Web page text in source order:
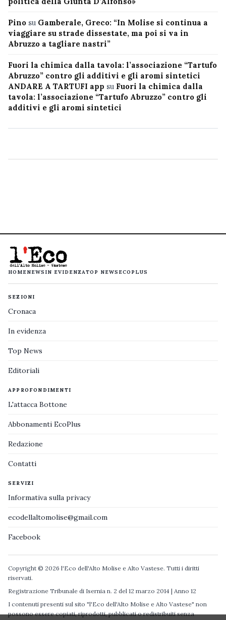
Pino su Gamberale, Greco: “In Molise si continua a
viaggiare su strade dissestate, ma poi si va in
Abruzzo a tagliare nastri”
Fuori la chimica dalla tavola: l’associazione “Tartufo
Abruzzo” contro gli additivi e gli aromi sintetici
ANDARE A TARTUFI app su Fuori la chimica dalla
tavola: l’associazione “Tartufo Abruzzo” contro gli
additivi e gli aromi sintetici
HOMENEWS IN EVIDENZATOP NEWS ECOPLUS
SEZIONI
Cronaca
In evidenza
Top News
Editoriali
APPROFONDIMENTI
L'attacca Bottone
Abbonamenti EcoPlus
Redazione
Contatti
SERVIZI
Informativa sulla privacy
ecodellaltomolise@gmail.com
Facebook
Copyright © 2026 l'Eco dell'Alto Molise e Alto Vastese. Tutti i diritti
riservati.
Registrazione Tribunale di Isernia n. 2 del 12 marzo 2014 | Anno 12
I contenuti presenti sul sito "l'Eco dell'Alto Molise e Alto Vastese" non
possono essere copiati, riprodotti, pubblicati o redistribuiti senza